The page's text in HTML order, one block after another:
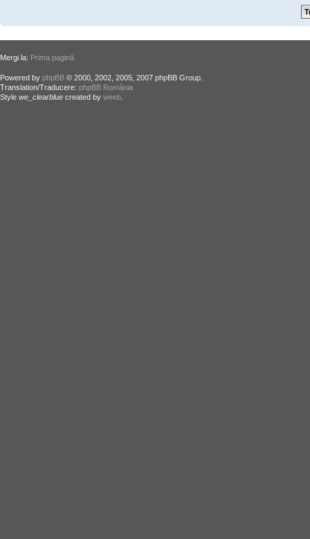
Mergi la: Prima pagină
Powered by phpBB © 2000, 2002, 2005, 2007 phpBB Group.
Translation/Traducere: phpBB România
Style we_clearblue created by weeb